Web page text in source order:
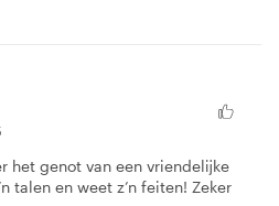
het genot van een vriendelijke
talen en weet z’n feiten! Zeker